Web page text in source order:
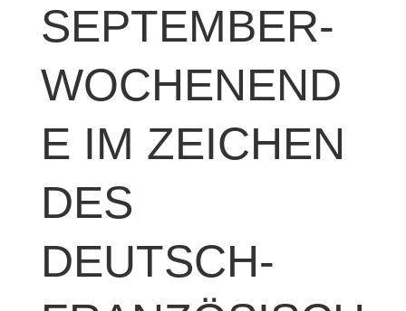
SEPTEMBER-
WOCHENEND
E IM ZEICHEN
DES
DEUTSCH-